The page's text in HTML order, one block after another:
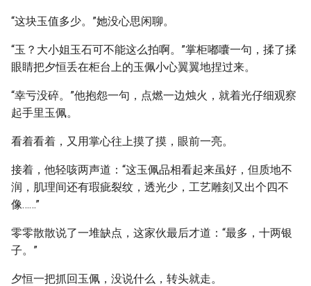
“这块玉值多少。”她没心思闲聊。
“玉？大小姐玉石可不能这么拍啊。”掌柜嘟囔一句，揉了揉
眼睛把夕恒丢在柜台上的玉佩小心翼翼地捏过来。
“幸亏没碎。”他抱怨一句，点燃一边烛火，就着光仔细观察
起手里玉佩。
看着看着，又用掌心往上摸了摸，眼前一亮。
接着，他轻咳两声道：“这玉佩品相看起来虽好，但质地不
润，肌理间还有瑕疵裂纹，透光少，工艺雕刻又出个四不
像……”
零零散散说了一堆缺点，这家伙最后才道：“最多，十两银
子。”
夕恒一把抓回玉佩，没说什么，转头就走。